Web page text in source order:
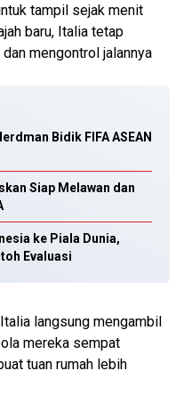
tampil sejak menit
baru, Italia tetap
mengontrol jalannya
Bidik FIFA ASEAN
Siap Melawan dan
ke Piala Dunia,
Evaluasi
langsung mengambil
mereka sempat
tuan rumah lebih